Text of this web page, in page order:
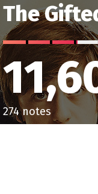
The
274 notes